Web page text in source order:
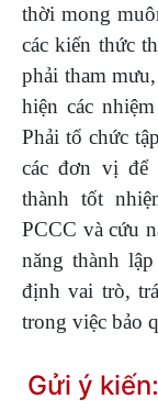
thời mong
các kiến thức
phải tham
hiện các
Phải tổ chức
các đơn vị để
thành tốt
PCCC và cứu
năng thành
định vai trò,
trong việc bảo
Gửi ý kiến: